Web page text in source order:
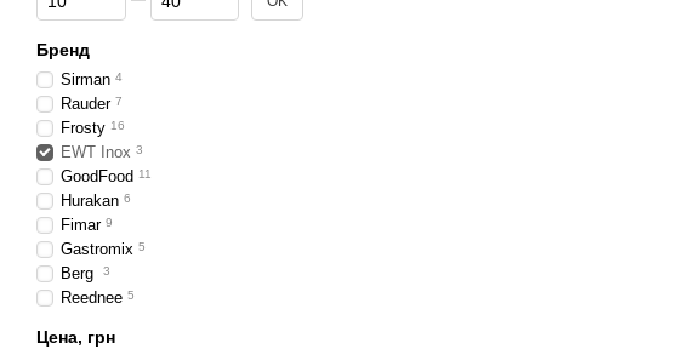
Бренд
Sirman 4
Rauder 7
Frosty 16
EWT Inox 3
GoodFood 11
Hurakan 6
Fimar 9
Gastromix 5
Berg 3
Reednee 5
Цена, грн